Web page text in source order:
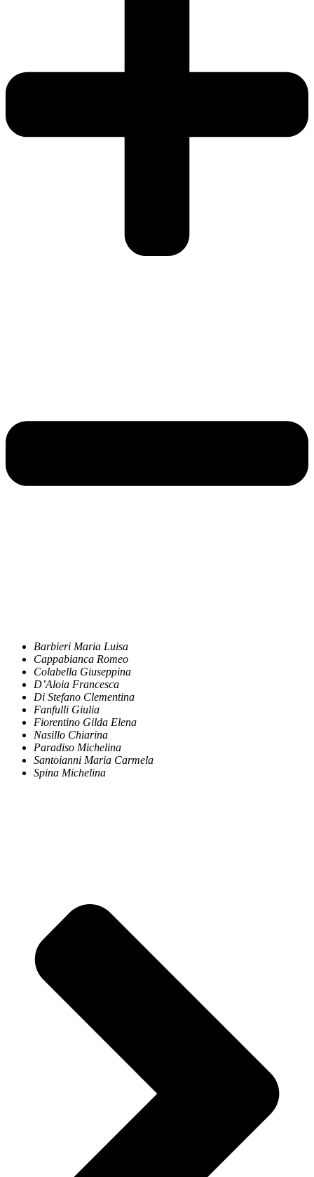
Barbieri Maria Luisa
Cappabianca Romeo
Colabella Giuseppina
D’Aloia Francesca
Di Stefano Clementina
Fanfulli Giulia
Fiorentino Gilda Elena
Nasillo Chiarina
Paradiso Michelina
Santoianni Maria Carmela
Spina Michelina